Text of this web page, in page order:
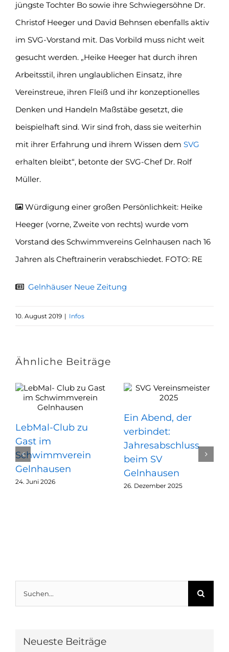
jüngste Tochter Bo sowie ihre Schwiegersöhne Dr.
Christof Heeger und David Behnsen ebenfalls aktiv
im SVG-Vorstand mit. Das Vorbild muss nicht weit
gesucht werden. „Heike Heeger hat durch ihren
Arbeitsstil, ihren unglaublichen Einsatz, ihre
Vereinstreue, ihren Fleiß und ihr konzeptionelles
Denken und Handeln Maßstäbe gesetzt, die
beispielhaft sind. Wir sind froh, dass sie weiterhin
mit ihrer Erfahrung und ihrem Wissen dem SVG
erhalten bleibt“, betonte der SVG-Chef Dr. Rolf
Müller.
Würdigung einer großen Persönlichkeit: Heike
Heeger (vorne, Zweite von rechts) wurde vom
Vorstand des Schwimmvereins Gelnhausen nach 16
Jahren als Cheftrainerin verabschiedet. FOTO: RE
Gelnhäuser Neue Zeitung
10. August 2019 | Infos
Ähnliche Beiträge
LebMal-Club zu
Gast im
Schwimmverein
Gelnhausen
24. Juni 2026
Ein Abend, der
verbindet:
Jahresabschluss
beim SV
Gelnhausen
26. Dezember 2025
Suche
nach:
Neueste Beiträge